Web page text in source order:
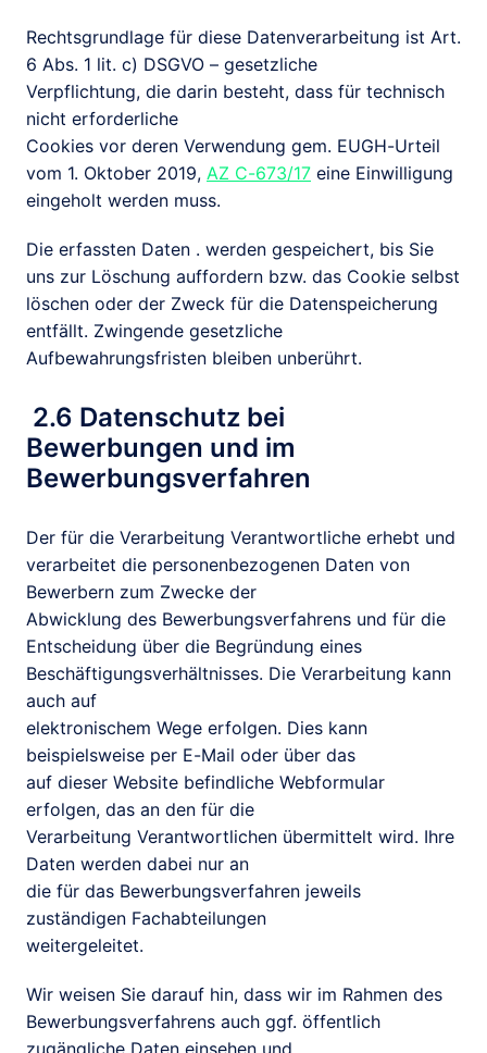
Rechtsgrundlage für diese Datenverarbeitung ist Art.
6 Abs. 1 lit. c) DSGVO – gesetzliche
Verpflichtung, die darin besteht, dass für technisch
nicht erforderliche
Cookies vor deren Verwendung gem. EUGH-Urteil
vom 1. Oktober 2019, AZ C-673/17 eine Einwilligung
eingeholt werden muss.
Die erfassten Daten . werden gespeichert, bis Sie
uns zur Löschung auffordern bzw. das Cookie selbst
löschen oder der Zweck für die Datenspeicherung
entfällt. Zwingende gesetzliche
Aufbewahrungsfristen bleiben unberührt.
2.6 Datenschutz bei
Bewerbungen und im
Bewerbungsverfahren
Der für die Verarbeitung Verantwortliche erhebt und
verarbeitet die personenbezogenen Daten von
Bewerbern zum Zwecke der
Abwicklung des Bewerbungsverfahrens und für die
Entscheidung über die Begründung eines
Beschäftigungsverhältnisses. Die Verarbeitung kann
auch auf
elektronischem Wege erfolgen. Dies kann
beispielsweise per E-Mail oder über das
auf dieser Website befindliche Webformular
erfolgen, das an den für die
Verarbeitung Verantwortlichen übermittelt wird. Ihre
Daten werden dabei nur an
die für das Bewerbungsverfahren jeweils
zuständigen Fachabteilungen
weitergeleitet.
Wir weisen Sie darauf hin, dass wir im Rahmen des
Bewerbungsverfahrens auch ggf. öffentlich
zugängliche Daten einsehen und